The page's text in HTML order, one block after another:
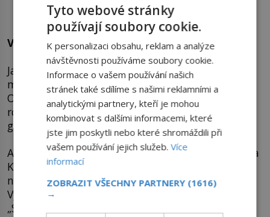
Kvůli stykům s K. H. Frankem ulpí na bývalém legionáři
podezření z kolaborace.
Vyšetřování na 24 hodin
Jakmile Klecanda opouští brány věznice, pověsí se
mu na paty agenti komunisty ovládaného
Obranného zpravodajství. Rudé právo navíc
rozjíždí hysterickou kampaň proti propuštěnému
generálovi.
A pak, časně ráno 22. dubna 1947, je tělo generála
Klecandy objeveno pod okny jeho pražského bytu
na Malé Straně. Vypadl z výšky čtvrtého patra.
Vyšetřování netrvá déle než 24 hodin.
„Sebevražda,“ zní verdikt. Generálovo okolí však
Tyto webové stránky
používají soubory cookie.
K personalizaci obsahu, reklam a analýze
návštěvnosti používáme soubory cookie.
Informace o vašem používání našich
stránek také sdílíme s našimi reklamními a
analytickými partnery, kteří je mohou
kombinovat s dalšími informacemi, které
jste jim poskytli nebo které shromáždili při
vašem používání jejich služeb.Více
informací
ZOBRAZIT VŠECHNY PARTNERY (1616)
→